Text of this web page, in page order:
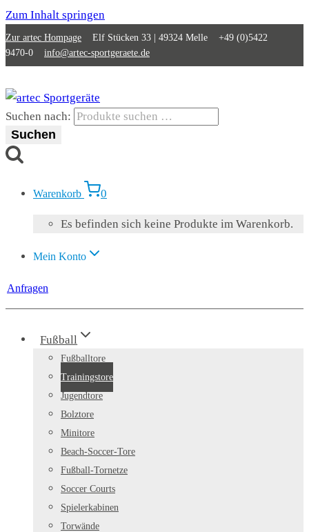
Zum Inhalt springen
Zur artec Hompage Elf Stücken 33 | 49324 Melle +49 (0)5422
9470-0 info@artec-sportgeraete.de
Suchen nach:
Suchen
Warenkorb 0
Es befinden sich keine Produkte im Warenkorb.
Mein Konto
Anfragen
Fußball
Fußballtore
Trainingstore
Jugendtore
Bolztore
Minitore
Beach-Soccer-Tore
Fußball-Tornetze
Soccer Courts
Spielerkabinen
Torwände